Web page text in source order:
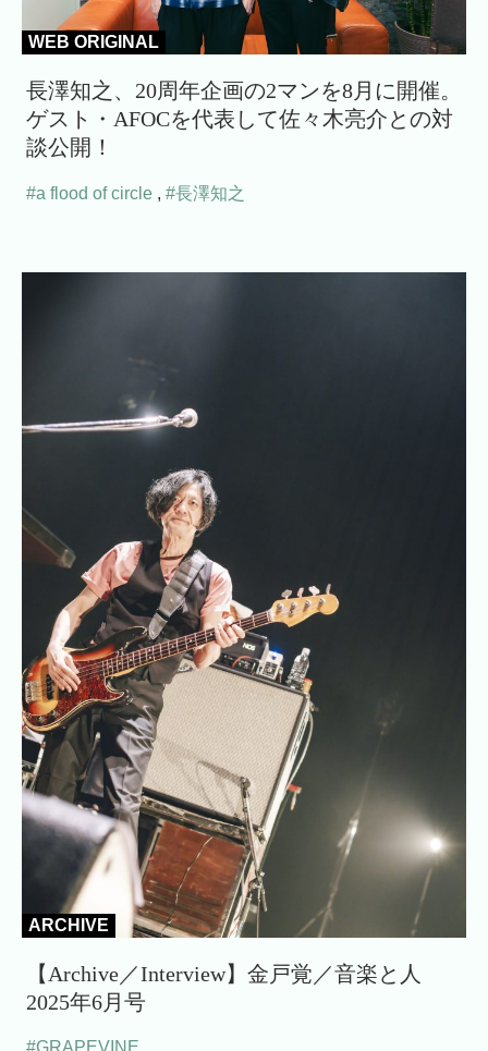
WEB ORIGINAL
長澤知之、20周年企画の2マンを8月に開催。
ゲスト・AFOCを代表して佐々木亮介との対
談公開！
#a flood of circle , #長澤知之
ARCHIVE
【Archive／Interview】金戸覚／音楽と人
2025年6月号